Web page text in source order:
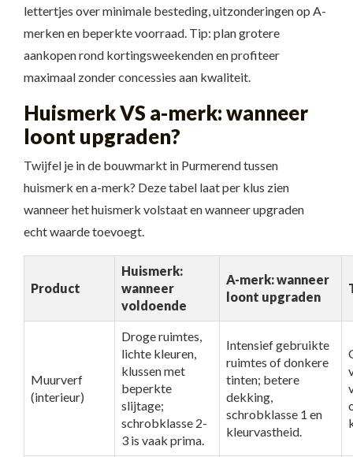
lettertjes over minimale besteding, uitzonderingen op A-
merken en beperkte voorraad. Tip: plan grotere
aankopen rond kortingsweekenden en profiteer
maximaal zonder concessies aan kwaliteit.
Huismerk VS a-merk: wanneer
loont upgraden?
Twijfel je in de bouwmarkt in Purmerend tussen
huismerk en a-merk? Deze tabel laat per klus zien
wanneer het huismerk volstaat en wanneer upgraden
echt waarde toevoegt.
Product
Huismerk:
wanneer
voldoende
A-merk: wanneer
loont upgraden
Muurverf
(interieur)
Droge ruimtes,
lichte kleuren,
klussen met
beperkte
slijtage;
schrobklasse 2-
3 is vaak prima.
Intensief gebruikte
ruimtes of donkere
tinten; betere
dekking,
schrobklasse 1 en
kleurvastheid.